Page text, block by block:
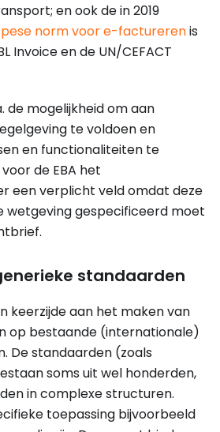
en ook de in 2019
norm voor e-facturerenis
Invoice en de UN/CEFACT
de mogelijkheid om aan
te voldoen en
en functionaliteiten te
de EBA het
een verplicht veld omdat deze
wetgeving gespecificeerd moet
standaarden
keerzijde aan het maken van
op bestaande (internationale)
De standaarden (zoals
soms uit wel honderden,
in complexe structuren.
toepassing bijvoorbeeld